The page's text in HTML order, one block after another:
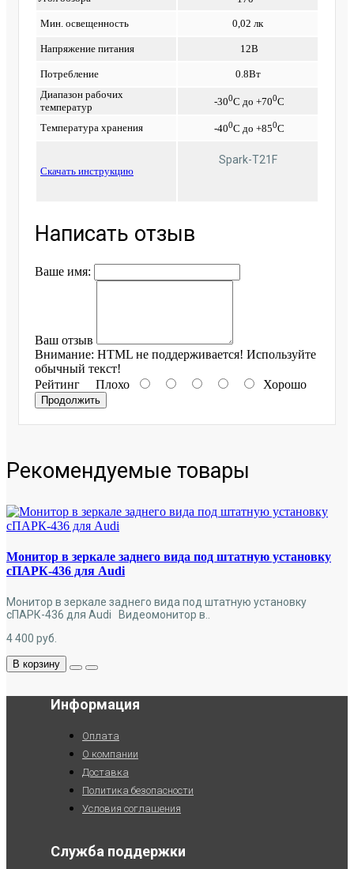
Мин. освещенность 0,02 лк
Напряжение питания 12В
Потребление
0.8Вт
Диапазон рабочих
температур
-300С до +700С
Температура хранения -400С до +850С
Cкачать инструкцию
Spark-T21F
Написать отзыв
Ваше имя:
Ваш отзыв
Внимание: HTML не поддерживается! Используйте
обычный текст!
Рейтинг Плохо Хорошо
Продолжить
Рекомендуемые товары
Монитор в зеркале заднего вида под штатную установку
сПАРК-436 для Audi
Монитор в зеркале заднего вида под штатную установку
сПАРК-436 для Audi Видеомонитор в..
4 400 руб.
В корзину
Информация
Оплата
О компании
Доставка
Политика безопасности
Условия соглашения
Служба поддержки